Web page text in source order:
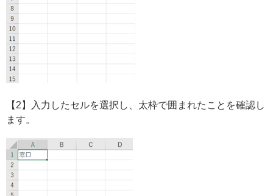
【2】入力したセルを選択し、太枠で囲まれたことを確認し
ます。